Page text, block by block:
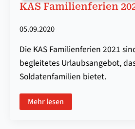
KAS Familienferien
05.09.2020
Die KAS Familienferien 2021
begleitetes Urlaubsangebot,
Soldatenfamilien bietet.
Mehr lesen